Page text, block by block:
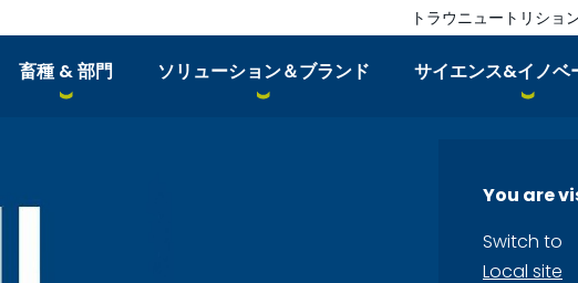
畜種 & 部門 ソリューション＆ブランド サイエンス&イノベ
トラウニュートリショ
You are
Switch to
Local site